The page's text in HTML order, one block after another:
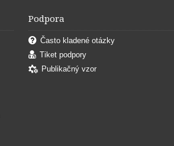
Podpora
Často kladené otázky
Tiket podpory
Publikačný vzor